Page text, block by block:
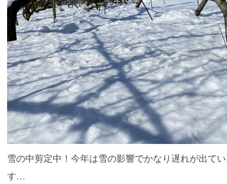
雪の中剪定中！今年は雪の影響でかなり遅れが出て
す…